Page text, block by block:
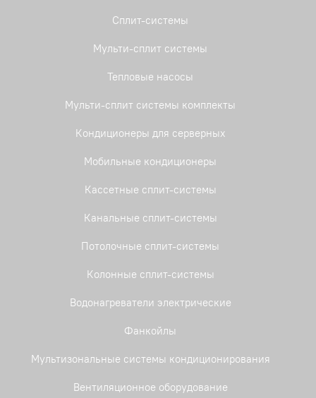
Сплит-системы
Мульти-сплит системы
Тепловые насосы
Мульти-сплит системы комплекты
Кондиционеры для серверных
Мобильные кондиционеры
Кассетные сплит-системы
Канальные сплит-системы
Потолочные сплит-системы
Колонные сплит-системы
Водонагреватели электрические
Фанкойлы
Мультизональные системы кондиционирования
Вентиляционное оборудование